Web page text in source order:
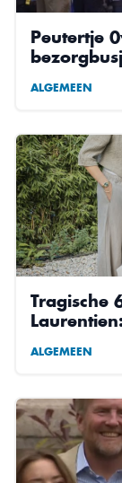
Peutertje
ALGEMEEN
Tragische
ALGEMEEN